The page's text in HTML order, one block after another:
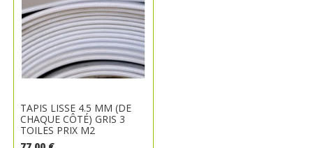
TAPIS LISSE 4.5 MM (DE
CHAQUE CÔTÉ) GRIS 3
TOILES PRIX M2